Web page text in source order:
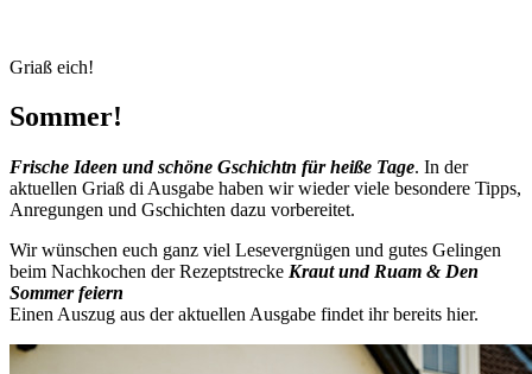
Griaß eich!
Sommer!
Frische Ideen und schöne Gschichtn für heiße Tage. In der
aktuellen Griaß di Ausgabe haben wir wieder viele besondere Tipps,
Anregungen und Gschichten dazu vorbereitet.
Wir wünschen euch ganz viel Lesevergnügen und gutes Gelingen
beim Nachkochen der Rezeptstrecke Kraut und Ruam & Den
Sommer feiern
Einen Auszug aus der aktuellen Ausgabe findet ihr bereits hier.